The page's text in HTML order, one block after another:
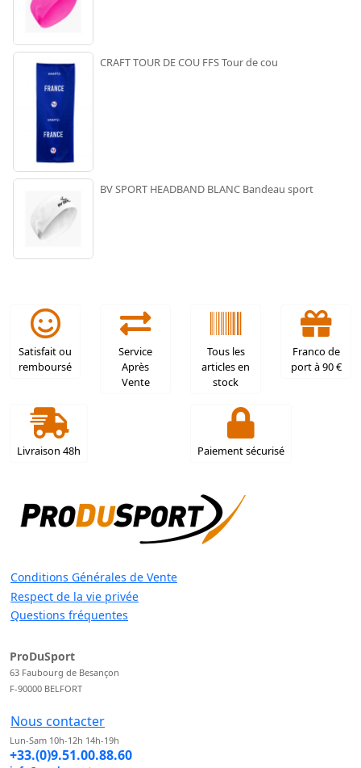
CRAFT TOUR DE COU FFS Tour de cou
BV SPORT HEADBAND BLANC Bandeau sport
Satisfait ou
remboursé
Service
Après
Vente
Tous les
articles en
stock
Franco de
port à 90 €
Livraison 48h Paiement sécurisé
Conditions Générales de Vente
Respect de la vie privée
Questions fréquentes
ProDuSport
63 Faubourg de Besançon
F-90000 BELFORT
Nous contacter
Lun-Sam 10h-12h 14h-19h
+33.(0)9.51.00.88.60